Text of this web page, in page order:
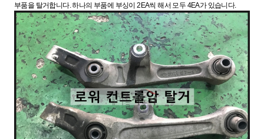
부품을 탈거합니다. 하나의 부품에 부싱이 2EA씩 해서 모두 4EA가 있습니다.